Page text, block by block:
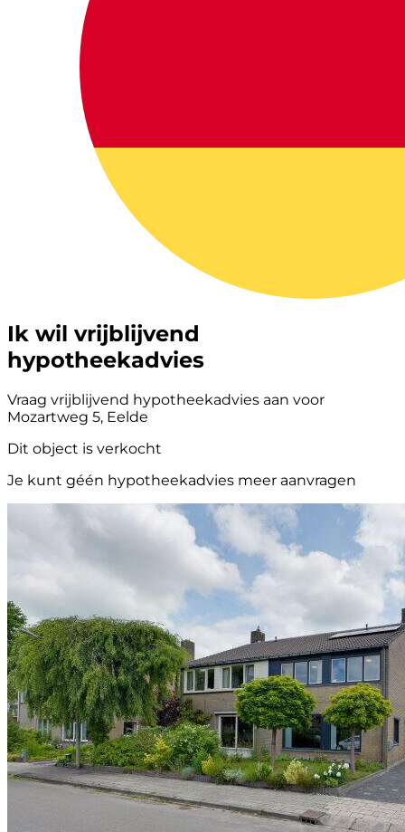
Ik wil vrijblijvend
hypotheekadvies
Vraag vrijblijvend hypotheekadvies aan voor
Mozartweg 5, Eelde
Dit object is verkocht
Je kunt géén hypotheekadvies meer aanvragen